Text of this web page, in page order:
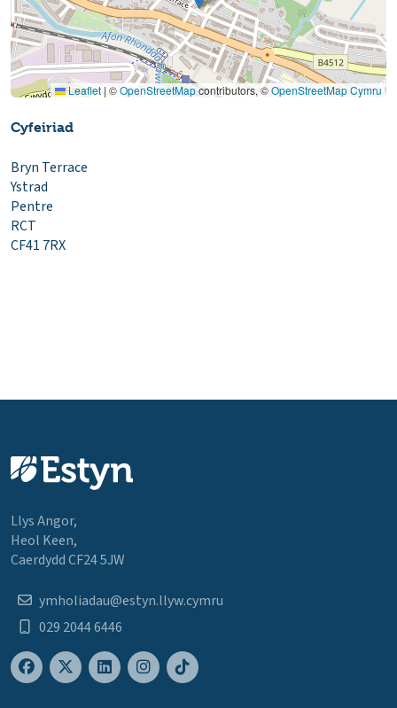
Leaflet| ©OpenStreetMapcontributors, ©OpenStreetMap Cymru
Cyfeiriad
Bryn Terrace
Ystrad
Pentre
RCT
CF41 7RX
Llys Angor,
Heol Keen,
Caerdydd CF24 5JW
ymholiadau@estyn.llyw.cymru
029 2044 6446